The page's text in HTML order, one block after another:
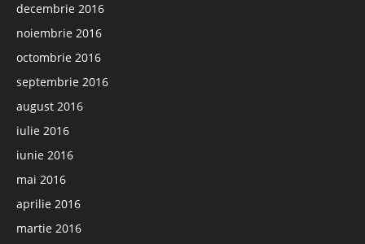
decembrie 2016
noiembrie 2016
octombrie 2016
septembrie 2016
august 2016
iulie 2016
iunie 2016
mai 2016
aprilie 2016
martie 2016